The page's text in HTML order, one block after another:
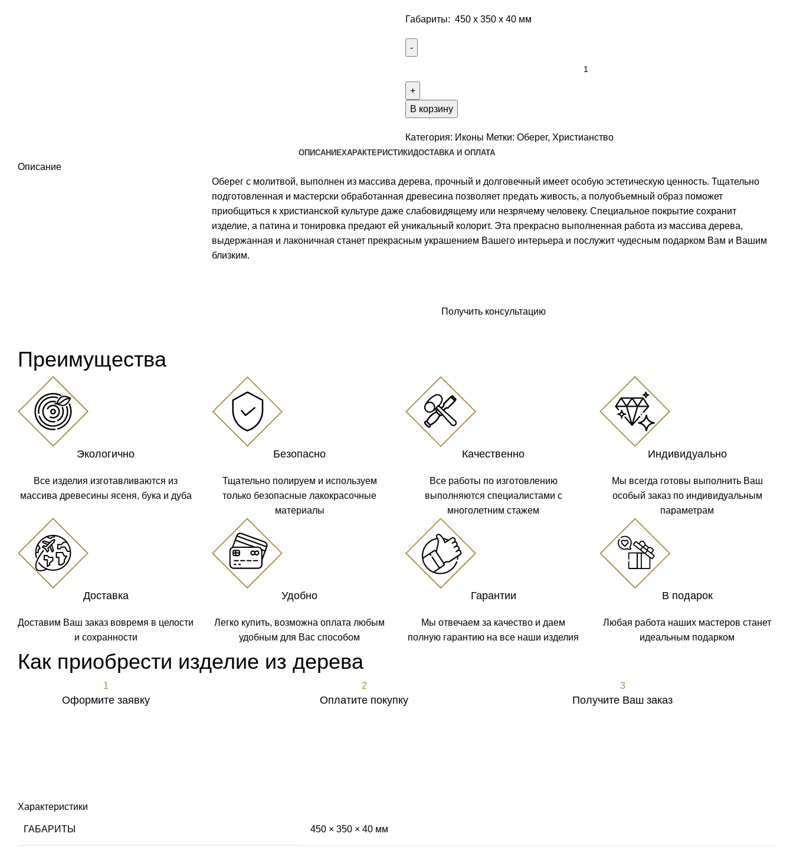
Габариты: 450 х 350 х 40 мм
резной
из
7
ГРЕХОВ
В корзину
Категория: Иконы Метки: Оберег, Христианство
ОПИСАНИЕХАРАКТЕРИСТИКИДОСТАВКА И ОПЛАТА
Описание
Оберег с молитвой, выполнен из массива дерева, прочный и долговечный имеет особую эстетическую ценность. Тщательно
подготовленная и мастерски обработанная древесина позволяет предать живость, а полуобъемный образ поможет
приобщиться к христианской культуре даже слабовидящему или незрячему человеку. Специальное покрытие сохранит
изделие, а патина и тонировка предают ей уникальный колорит. Эта прекрасно выполненная работа из массива дерева,
выдержанная и лаконичная станет прекрасным украшением Вашего интерьера и послужит чудесным подарком Вам и Вашим
близким.
Получить консультацию
Преимущества
Экологично
Все изделия изготавливаются из
массива древесины ясеня, бука и дуба
Безопасно
Тщательно полируем и используем
только безопасные лакокрасочные
материалы
Качественно
Все работы по изготовлению
выполняются специалистами с
многолетним стажем
Индивидуально
Мы всегда готовы выполнить Ваш
особый заказ по индивидуальным
параметрам
Доставка
Доставим Ваш заказ вовремя в целости
и сохранности
Удобно
Легко купить, возможна оплата любым
удобным для Вас способом
Гарантии
Мы отвечаем за качество и даем
полную гарантию на все наши изделия
В подарок
Любая работа наших мастеров станет
идеальным подарком
Как приобрести изделие из дерева
1
Оформите заявку
2
Оплатите покупку
3
Получите Ваш заказ
Характеристики
ГАБАРИТЫ 450 × 350 × 40 мм